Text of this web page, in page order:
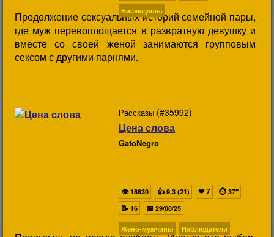
Продолжение сексуальных историй семейной пары,
где муж перевоплощается в развратную девушку и
вместе со своей женой занимаются групповым
сексом с другими парнями.
Бисексуалы
Рассказы (#35992)
Цена слова
GatoNegro
👁18630 👍 9.3 (21) ❤7 ⏱ 37"
📝 16 📅 29/08/25
Жено-мужчины
Наблюдатели